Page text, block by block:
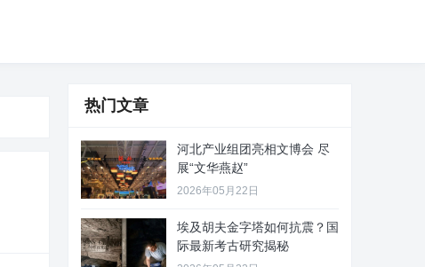
热门文章
河北产业组团亮相文博会 尽
展“文华燕赵”
2026年05月22日
埃及胡夫金字塔如何抗震？国
际最新考古研究揭秘